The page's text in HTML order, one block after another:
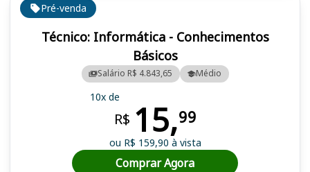
Pré-venda
Técnico: Informática - Conhecimentos
Básicos
Salário R$ 4.843,65 Médio
10x de
R$ 15,99
ou R$ 159,90 à vista
Comprar Agora